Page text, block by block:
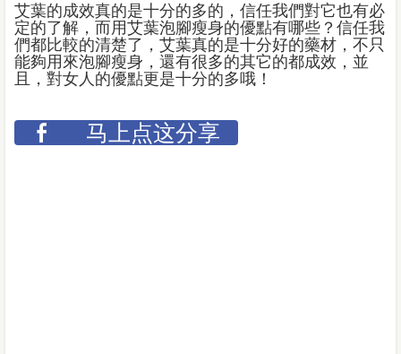
艾葉的成效真的是十分的多的，信任我們對它也有必
定的了解，而用艾葉泡腳瘦身的優點有哪些？信任我
們都比較的清楚了，艾葉真的是十分好的藥材，不只
能夠用來泡腳瘦身，還有很多的其它的都成效，並
且，對女人的優點更是十分的多哦！
马上点这分享